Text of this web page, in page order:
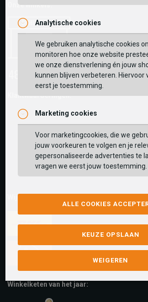
Onze winkels:
Klantwaarderingen:
Wij versturen met:
Winkelketen van het jaar:
Analytische cookies
We gebruiken analytische cookies
monitoren hoe onze website
we onze dienstverlening én jouw
kunnen blijven verbeteren. Hiervoor
eerst je toestemming.
Marketing cookies
Voor marketingcookies, die we
jouw voorkeuren te volgen en je
gepersonaliseerde advertenties te
vragen we eerst jouw toestemming.
ALLE COOKIES
KEUZE OPSLAAN
WEIGEREN